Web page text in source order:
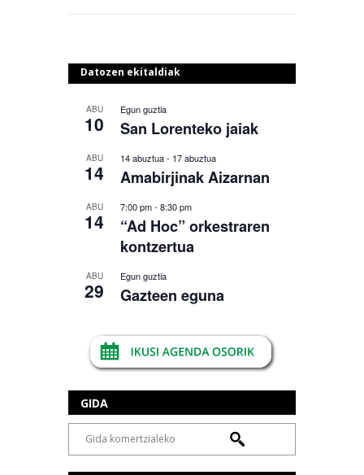
Datozen ekitaldiak
ABU
10
Egun guztia
San Lorenteko jaiak
ABU
14
14 abuztua- 17 abuztua
Amabirjinak Aizarnan
ABU
14
7:00 pm- 8:30 pm
“Ad Hoc” orkestraren
kontzertua
ABU
29
Egun guztia
Gazteen eguna
GIDA